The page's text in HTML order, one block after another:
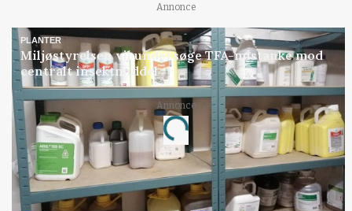
Annonce
PLANTER
Miljøstyrelsen vil undersøge TFA-mistanke mod
centralt insektmiddel
Annonce
Loading...
Jobs